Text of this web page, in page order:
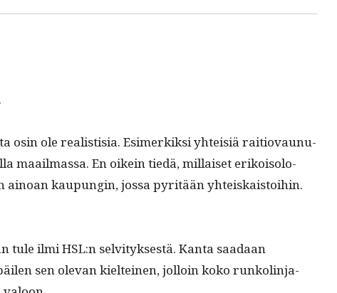
osin ole real­is­tisia. Esimerkik­si yhteisiä raitio­vaunu-
maail­mas­sa. En oikein tiedä, mil­laiset erikoisolo­
ain­oan kaupun­gin, jos­sa pyritään yhteiskaistoi­hin.
tule ilmi HSL:n selvi­tyk­ses­tä. Kan­ta saadaan
sen ole­van kiel­teinen, jol­loin koko runk­olin­ja­